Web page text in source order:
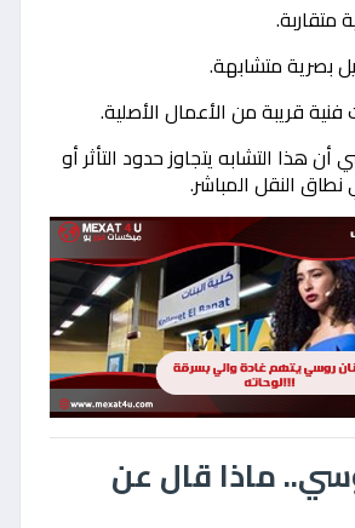
متقاربة.
بصرية متشابهة.
فنية قريبة من الأعمال الأصلية.
أن هذا التشابه يتجاوز حدود التأثر أو
نطاق النقل المباشر.
ماذا قال عن